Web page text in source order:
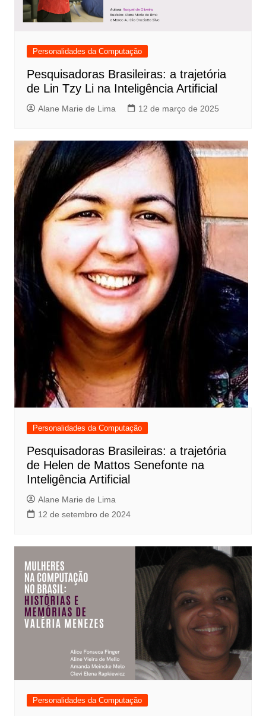
Personalidades da Computação
Pesquisadoras Brasileiras: a trajetória
de Lin Tzy Li na Inteligência Artificial
Alane Marie de Lima 12 de março de 2025
Personalidades da Computação
Pesquisadoras Brasileiras: a trajetória
de Helen de Mattos Senefonte na
Inteligência Artificial
Alane Marie de Lima
12 de setembro de 2024
Personalidades da Computação